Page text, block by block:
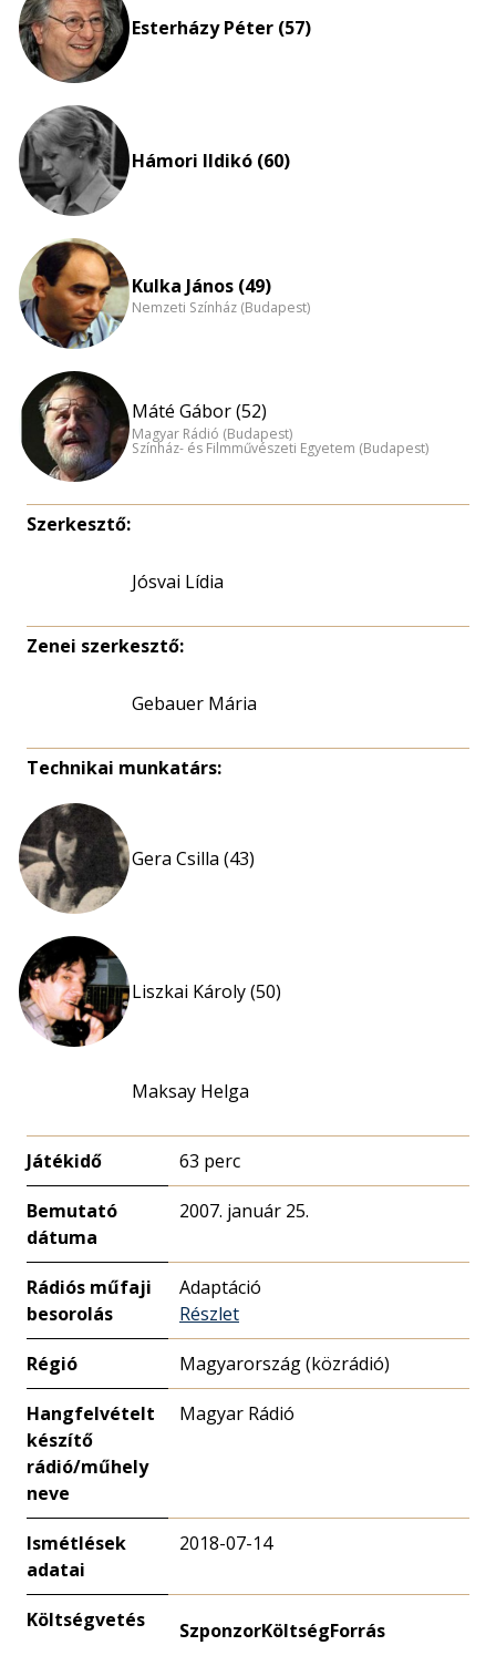
Esterházy Péter (57)
Hámori Ildikó (60)
Kulka János (49)
Nemzeti Színház (Budapest)
Máté Gábor (52)
Magyar Rádió (Budapest)
Színház- és Filmművészeti Egyetem (Budapest)
Szerkesztő:
Jósvai Lídia
Zenei szerkesztő:
Gebauer Mária
Technikai munkatárs:
Gera Csilla (43)
Liszkai Károly (50)
Maksay Helga
Játékidő 63 perc
Bemutató
dátuma
2007. január 25.
Rádiós műfaji
besorolás
Adaptáció
Részlet
Régió Magyarország (közrádió)
Hangfelvételt
készítő
rádió/műhely
neve
Magyar Rádió
Ismétlések
adatai
2018-07-14
Költségvetés SzponzorKöltségForrás